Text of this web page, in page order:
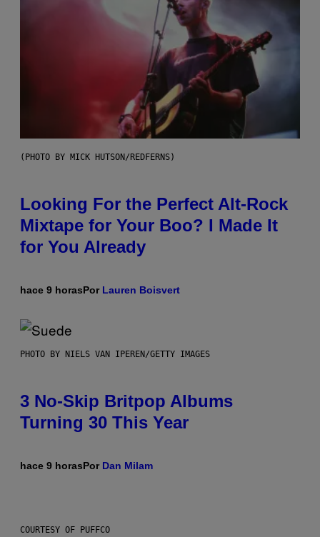
(PHOTO BY MICK HUTSON/REDFERNS)
Looking For the Perfect Alt-Rock
Mixtape for Your Boo? I Made It
for You Already
hace 9 horasPor Lauren Boisvert
PHOTO BY NIELS VAN IPEREN/GETTY IMAGES
3 No-Skip Britpop Albums
Turning 30 This Year
hace 9 horasPor Dan Milam
COURTESY OF PUFFCO